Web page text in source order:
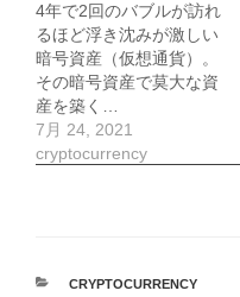
4年で2回のバブルが訪れ
るほど浮き沈みが激しい
暗号資産（仮想通貨）。
その暗号資産で莫大な資
産を築く…
7月 24, 2021
cryptocurrency
カ
CRYPTOCURRENCY